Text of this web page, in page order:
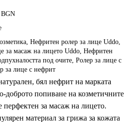
, Нефритен ролер за лице Uddo,
за масаж на лицето Uddo, Нефритен
под очите, Ролер за лице с
за лице с нефрит
бял нефритна марката
доброто попиване на козметичните
перфектен за масаж на лицето.
материал за грижа за кожата